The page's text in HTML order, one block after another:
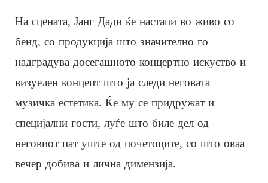
На сцената, Јанг Дади ќе настапи во живо со
бенд, со продукција што значително го
надградува досегашното концертно искуство и
визуелен концепт што ја следи неговата
музичка естетика. Ќе му се придружат и
специјални гости, луѓе што биле дел од
неговиот пат уште од почетоците, со што оваа
вечер добива и лична димензија.